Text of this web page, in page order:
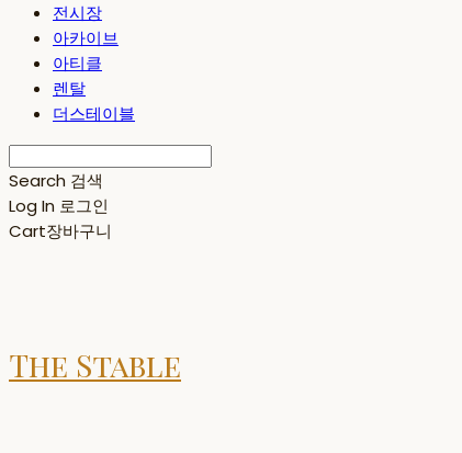
전시장
아카이브
아티클
렌탈
더스테이블
Search 검색
Log In 로그인
Cart장바구니
The Stable